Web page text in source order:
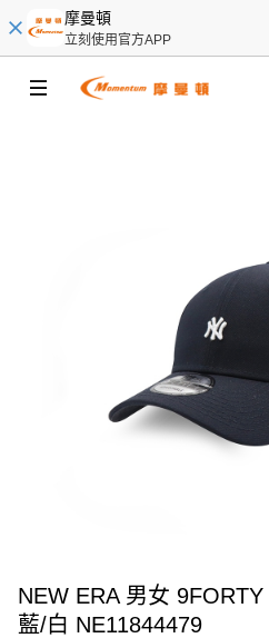
摩曼頓
立刻使用官方APP
NEW ERA 男女
藍/白 NE11844479